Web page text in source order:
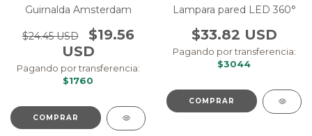
Guirnalda Amsterdam
$24.45 USD
$19.56
USD
Pagando por transferencia:
$1760
COMPRAR
Lampara pared LED 360°
$33.82 USD
Pagando por transferencia:
$3044
COMPRAR